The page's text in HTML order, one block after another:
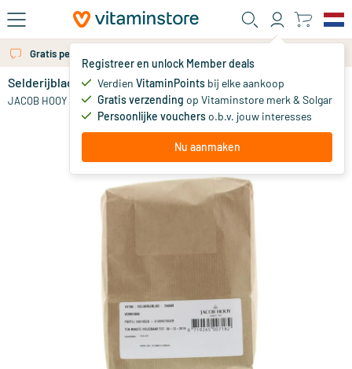
Ga naar de hoofdinhoud
Registreer en unlock Member deals
Verdien VitaminPoints bij elke aankoop
Gratis verzending op Vitaminstore merk & Solgar
Persoonlijke voucherso.b.v. jouw interesses
Nu aanmaken
Gratis persoonlijk advies via chat of email
Selderijblad
JACOB HOOY